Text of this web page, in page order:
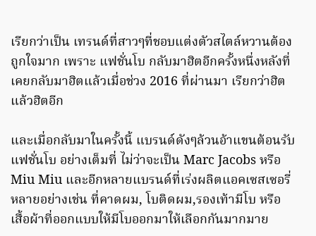
เรียกว่าเป็น เทรนด์ที่สาวๆที่ชอบแต่งตัวสไตล์หวานต้อง
ถูกใจมาก เพราะ แฟชั่นโบ กลับมาฮิตอีกครั้งหนึ่งหลังที่
เคยกลับมาฮิตแล้วเมื่อช่วง 2016 ที่ผ่านมา เรียกว่าฮิต
แล้วฮิตอีก
และเมื่อกลับมาในครั้งนี้ แบรนด์ดังๆล้วนอ้าแขนต้อนรับ
แฟชั่นโบ อย่างเต็มที่ ไม่ว่าจะเป็น Marc Jacobs หรือ
Miu Miu และอีกหลายแบรนด์ที่เร่งผลิตแอคเซสเซอรี่
หลายอย่างเช่น ที่คาดผม, โบติดผม,รองเท้ามีโบ หรือ
เสื้อผ้าที่ออกแบบให้มีโบออกมาให้เลือกกันมากมาย